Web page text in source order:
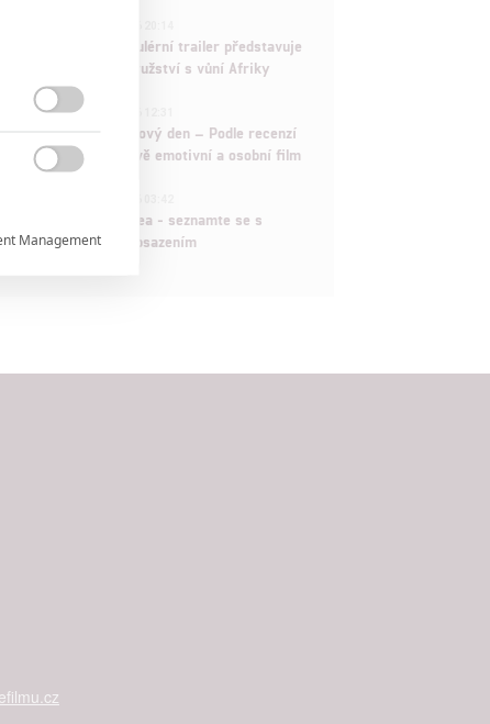
Děti krve a kostí: Regulérní trailer představuje
akční fantasy dobrodružství s vůní Afriky
ČLÁNEK | 30.07.2026 12:31
Spider-Man: Zbrusu nový den – Podle recenzí
máme čekat překvapivě emotivní a osobní film
Velké preview: Odyssea - seznamte se s
nabitým obsazením

Management